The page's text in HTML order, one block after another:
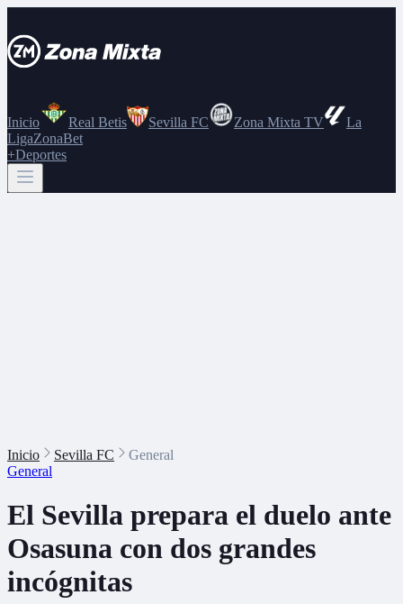
Inicio Real Betis Sevilla FC Zona Mixta TV
La
LigaZonaBet
+Deportes
Inicio Sevilla FC
General
General
El Sevilla prepara el duelo ante
Osasuna con dos grandes
incógnitas